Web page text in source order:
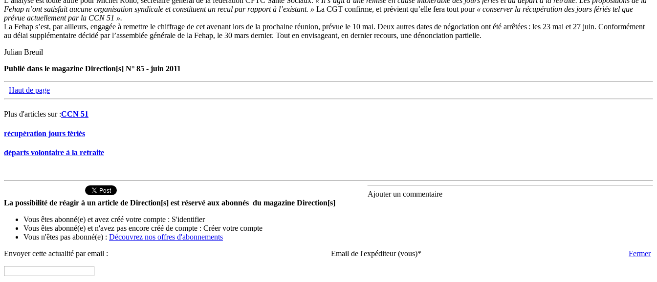
Fehap n’ont satisfait aucune organisation syndicale et constituent un recul par rapport à l’existant. » La CGT confirme, et prévient qu’elle fera tout pour « conserver la récupération des jours fériés tel que
prévue actuellement par la CCN 51 ».
La Fehap s’est, par ailleurs, engagée à remettre le chiffrage de cet avenant lors de la prochaine réunion, prévue le 10 mai. Deux autres dates de négociation ont été arrêtées : les 23 mai et 27 juin. Conformément
au délai supplémentaire décidé par l’assemblée générale de la Fehap, le 30 mars dernier. Tout en envisageant, en dernier recours, une dénonciation partielle.
Julian Breuil
Publié dans le magazine Direction[s] N° 85 - juin 2011
Haut de page
Plus d'articles sur :CCN 51
récupération jours fériés
départs volontaire à la retraite
Ajouter un commentaire
La possibilité de réagir à un article de Direction[s] est réservé aux abonnés du magazine Direction[s]
Vous êtes abonné(e) et avez créé votre compte : S'identifier
Vous êtes abonné(e) et n'avez pas encore créé de compte : Créer votre compte
Vous n'êtes pas abonné(e) : Découvrez nos offres d'abonnements
Envoyer cette actualité par email :
Fermer
Email de l'expéditeur (vous)*